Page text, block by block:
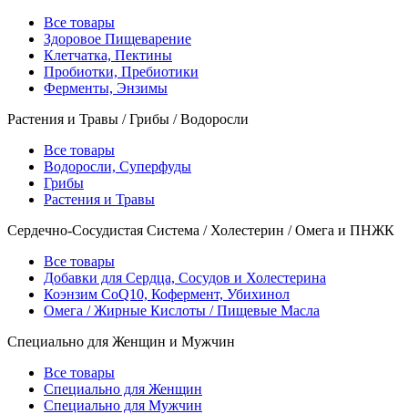
Все товары
Здоровое Пищеварение
Клетчатка, Пектины
Пробиотки, Пребиотики
Ферменты, Энзимы
Растения и Травы / Грибы / Водоросли
Все товары
Водоросли, Суперфуды
Грибы
Растения и Травы
Сердечно-Сосудистая Система / Холестерин / Омега и ПНЖК
Все товары
Добавки для Сердца, Сосудов и Холестерина
Коэнзим CoQ10, Кофермент, Убихинол
Омега / Жирные Кислоты / Пищевые Масла
Специально для Женщин и Мужчин
Все товары
Специально для Женщин
Специально для Мужчин